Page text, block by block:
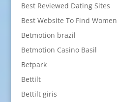
Best Reviewed Dating Sites
Best Website To Find Women
Betmotion brazil
Betmotion Casino Basil
Betpark
Bettilt
Bettilt giris